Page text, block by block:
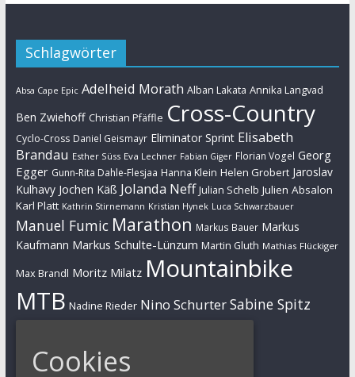
Schlagwörter
Absa Cape Epic Adelheid Morath Alban Lakata Annika Langvad
Ben Zwiehoff Christian Pfäffle Cross-Country
Cyclo-Cross Daniel Geismayr Eliminator Sprint Elisabeth
Brandau Esther Süss Eva Lechner Fabian Giger Florian Vogel Georg
Egger Gunn-Rita Dahle-Flesjaa Hanna Klein Helen Grobert Jaroslav
Kulhavy Jochen Käß Jolanda Neff Julian Schelb Julien Absalon
Karl Platt Kathrin Stirnemann Kristian Hynek Luca Schwarzbauer
Manuel Fumic Marathon Markus Bauer Markus
Kaufmann Markus Schulte-Lünzum Martin Gluth Mathias Flückiger
Max Brandl Moritz Milatz Mountainbike
MTB Nadine Rieder Nino SchurterSabine Spitz
Simon Stiebjahn
Cookies